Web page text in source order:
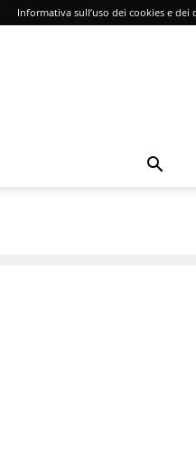
Informativa sull’uso dei cookies e dei